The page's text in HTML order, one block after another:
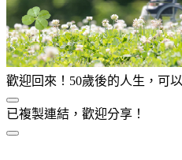
歡迎回來！50歲後的人生，可
已複製連結，歡迎分享！